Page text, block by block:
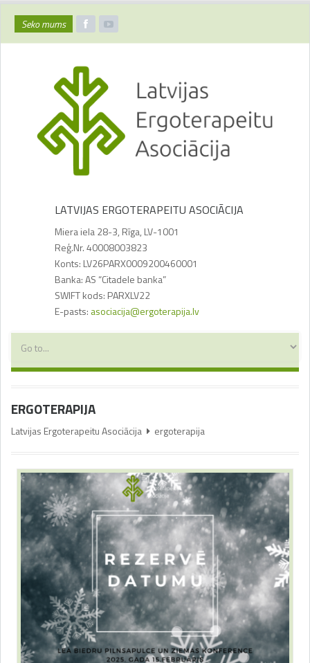
Seko mums
LATVIJAS ERGOTERAPEITU ASOCIĀCIJA
Miera iela 28-3, Rīga, LV-1001
Reģ.Nr. 40008003823
Konts: LV26PARX0009200460001
Banka: AS “Citadele banka”
SWIFT kods: PARXLV22
E-pasts: asociacija@ergoterapija.lv
ERGOTERAPIJA
Latvijas Ergoterapeitu Asociācija ergoterapija